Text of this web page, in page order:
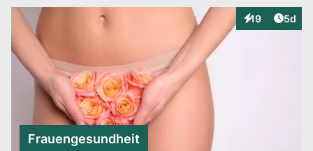
19
Interaktionen
5d
Frauengesundheit